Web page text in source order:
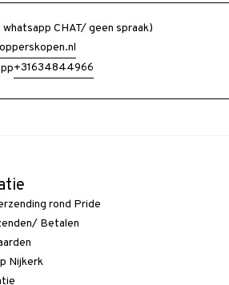
CHAT/ geen spraak)
+31634844966
rond Pride
Betalen
Nijkerk